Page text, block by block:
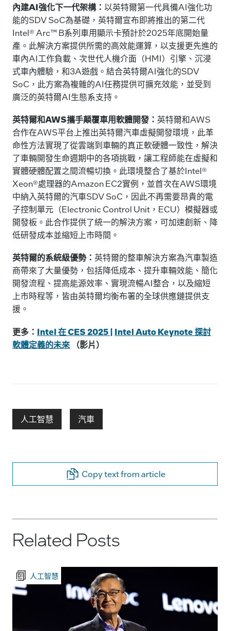
內建AI強化下一代架構： 以英特爾第一代具備AI強化功
能的SDV SoC為基礎，英特爾宣布即將推出的第二代
Intel® Arc™ B系列車用顯示卡預計於2025年底開始量
產。此解決方案提供所需的高效能運算，以支援更先進的
車內AI工作負載、次世代人機介面（HMI）引擎、沉浸
式車內體驗，和3A遊戲。結合英特爾AI強化的SDV
SoC，此方案為複雜的AI任務提供可擴充效能，並受到
廣泛的英特爾AI生態系支持。
英特爾和AWS攜手顛覆車用軟體開發： 英特爾和AWS
合作在AWS平台上推出英特爾汽車虛擬開發環境，此革
命性方法實現了從雲端到車輛的真正軟硬體一致性，解決
了車輛開發生命週期中的各項挑戰，讓工程師能在虛擬和
實體硬體配置之間流暢切換。此環境整合了基於Intel®
Xeon®處理器的Amazon EC2實例，並首次在AWS環境
中納入英特爾的汽車SDV SoC，因此不再需要昂貴的電
子控制單元（Electronic Control Unit，ECU）模擬器或
開發板。此合作提供了統一的解決方案，可加速創新、降
低研發成本並縮短上市時間。
英特爾的系統級優勢： 英特爾的整車解決方案為汽車製造
商帶來了大量優勢，包括降低成本、提升車輛效能、簡化
開發流程、提高能源效率、實現流暢AI整合，以及縮短
上市時程等，皆由英特爾均衡布署的全球供應鏈提供支
援。
更多： Intel 在 CES 2025 | Intel Auto Keynote 探討
軟體定義的未來 （影片）
人工智慧 汽車
Copy text from article
Related Posts
人工智慧